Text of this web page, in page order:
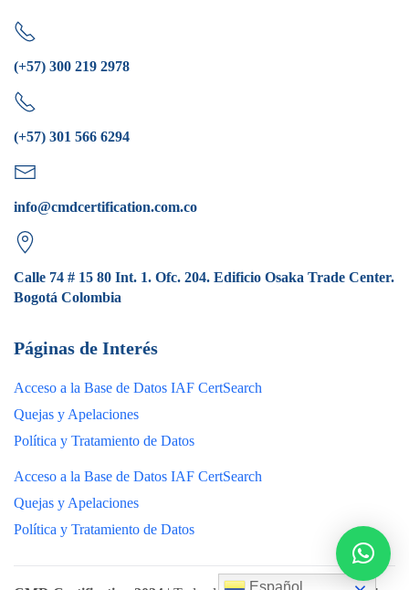
(+57) 300 219 2978
(+57) 301 566 6294
info@cmdcertification.com.co
Calle 74 # 15 80 Int. 1. Ofc. 204. Edificio Osaka Trade Center.
Bogotá Colombia
Páginas de Interés
Acceso a la Base de Datos IAF CertSearch
Quejas y Apelaciones
Política y Tratamiento de Datos
Acceso a la Base de Datos IAF CertSearch
Quejas y Apelaciones
Política y Tratamiento de Datos